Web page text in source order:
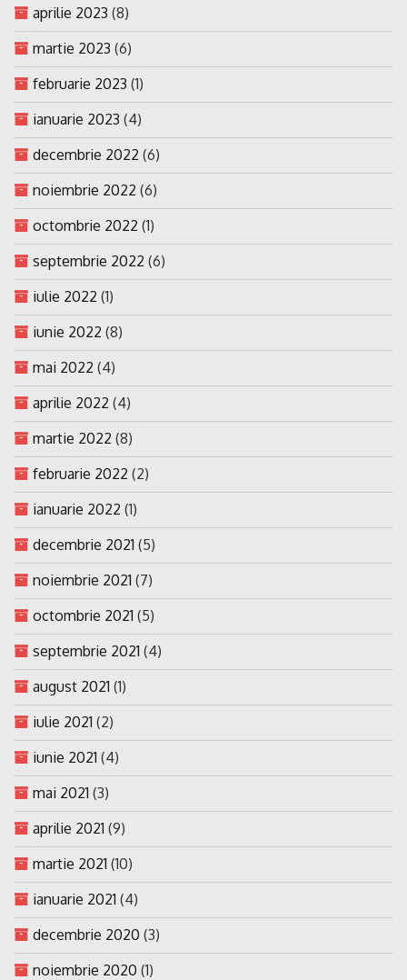
aprilie 2023 (8)
martie 2023 (6)
februarie 2023 (1)
ianuarie 2023 (4)
decembrie 2022 (6)
noiembrie 2022 (6)
octombrie 2022 (1)
septembrie 2022 (6)
iulie 2022 (1)
iunie 2022 (8)
mai 2022 (4)
aprilie 2022 (4)
martie 2022 (8)
februarie 2022 (2)
ianuarie 2022 (1)
decembrie 2021 (5)
noiembrie 2021 (7)
octombrie 2021 (5)
septembrie 2021 (4)
august 2021 (1)
iulie 2021 (2)
iunie 2021 (4)
mai 2021 (3)
aprilie 2021 (9)
martie 2021 (10)
ianuarie 2021 (4)
decembrie 2020 (3)
noiembrie 2020 (1)